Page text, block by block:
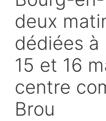
deux
dédiées à
15 et 16
centre
Brou